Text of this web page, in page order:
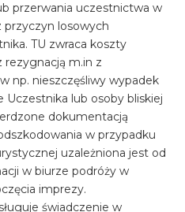
przerwania uczestnictwa w
losowych
TU zwraca koszty
rezygnacją m.in z
np. nieszczęśliwy wypadek
Uczestnika lub osoby bliskiej
dokumentacją
w przypadku
uzależniona jest od
w biurze podróży w
imprezy.
świadczenie w